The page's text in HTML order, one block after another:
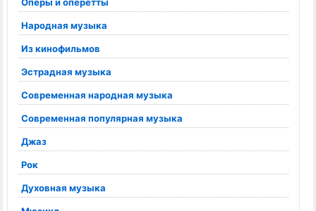
Народная музыка
Из кинофильмов
Эстрадная музыка
Современная народная музыка
Современная популярная музыка
Джаз
Рок
Духовная музыка